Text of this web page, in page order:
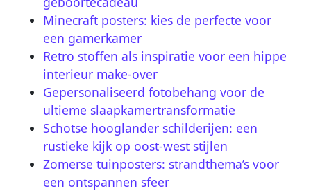
Minecraft posters: kies de perfecte voor
een gamerkamer
Retro stoffen als inspiratie voor een hippe
interieur make-over
Gepersonaliseerd fotobehang voor de
ultieme slaapkamertransformatie
Schotse hooglander schilderijen: een
rustieke kijk op oost-west stijlen
Zomerse tuinposters: strandthema’s voor
een ontspannen sfeer